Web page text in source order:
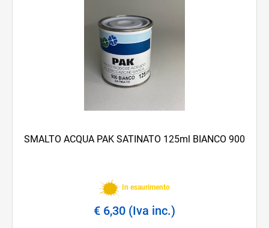
SMALTO ACQUA PAK SATINATO 125ml BIANCO 900
In esaurimento
€ 6,30 (Iva inc.)